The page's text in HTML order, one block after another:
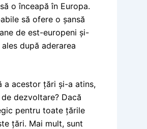
o înceapă în Europa.
să ofere o șansă
de est-europeni și-
după aderarea
a acestor țări și-a atins,
dezvoltare? Dacă
pentru toate țările
țări. Mai mult, sunt